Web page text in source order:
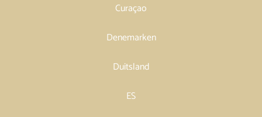
Curaçao
Denemarken
Duitsland
ES